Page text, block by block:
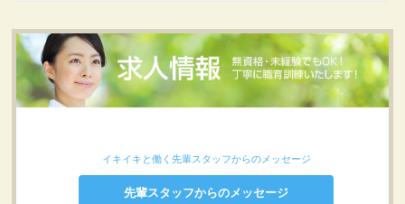
イキイキと働く先輩スタッフからのメッセージ
先輩スタッフからのメッセージ